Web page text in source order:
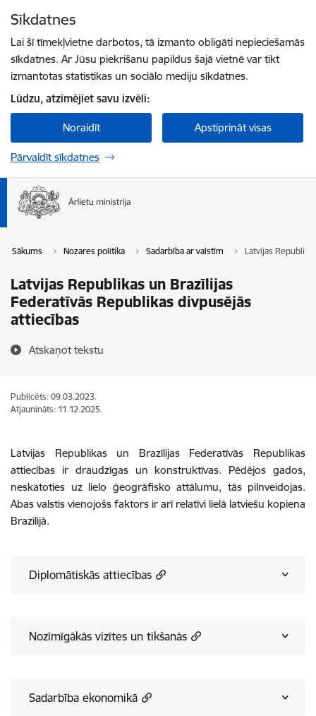
Sīkdatnes
Lai šī tīmekļvietne darbotos, tā izmanto obligāti nepieciešamās
sīkdatnes. Ar Jūsu piekrišanu papildus šajā vietnē var tikt
izmantotas statistikas un sociālo mediju sīkdatnes.
Lūdzu, atzīmējiet savu izvēli:
Noraidīt Apstiprināt visas
Pārvaldīt sīkdatnes
Sākums Nozares politika Sadarbība ar valstīm Latvijas
Latvijas Republikas un Brazīlijas
Federatīvās Republikas divpusējās
attiecības
Atskaņot tekstu
Publicēts: 09.03.2023.
Atjaunināts: 11.12.2025.
Latvijas Republikas un Brazīlijas Federatīvās Republikas
attiecības ir draudzīgas un konstruktīvas. Pēdējos gados,
neskatoties uz lielo ģeogrāfisko attālumu, tās pilnveidojas.
Abas valstis vienojošs faktors ir arī relatīvi lielā latviešu kopiena
Brazīlijā.
Diplomātiskās attiecības
Nozīmīgākās vizītes un tikšanās
Sadarbība ekonomikā